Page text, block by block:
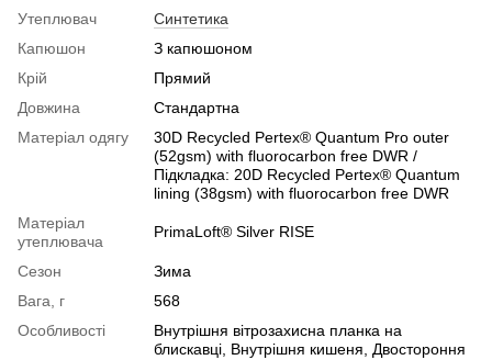
Утеплювач
Синтетика
Капюшон
З капюшоном
Крій
Прямий
Довжина
Стандартна
Матеріал одягу
30D Recycled Pertex® Quantum Pro outer
(52gsm) with fluorocarbon free DWR /
Підкладка: 20D Recycled Pertex® Quantum
lining (38gsm) with fluorocarbon free DWR
Матеріал
утеплювача
PrimaLoft® Silver RISE
Сезон
Зима
Вага, г
568
Особливості
Внутрішня вітрозахисна планка на
блискавці, Внутрішня кишеня, Двостороння